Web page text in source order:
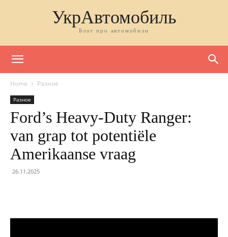
УкрАвтомобиль
Блог про автомобили
Home Разное
Разное
Ford’s Heavy-Duty Ranger:
van grap tot potentiële
Amerikaanse vraag
26.11.2025